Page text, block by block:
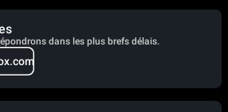
dans les plus brefs délais.